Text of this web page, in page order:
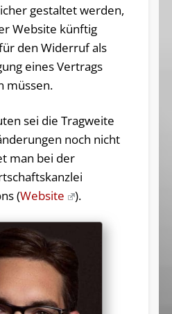
gestaltet werden,
Website künftig
den Widerruf als
eines Vertrags
müssen.
sei die Tragweite
noch nicht
man bei der
(Website ).